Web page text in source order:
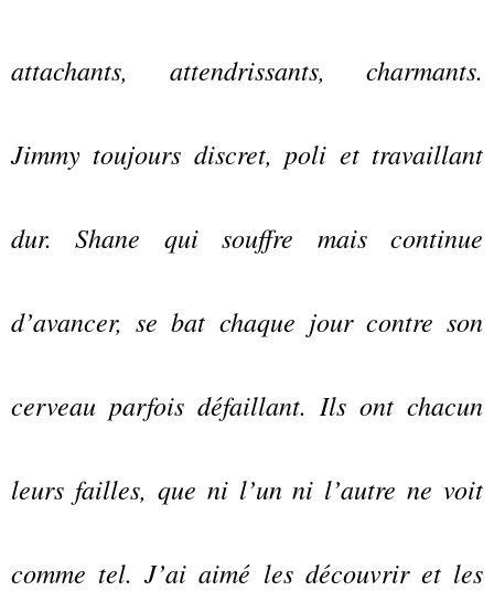
attachants, attendrissants, charmants.
Jimmy toujours discret, poli et travaillant
dur. Shane qui souffre mais continue
d’avancer, se bat chaque jour contre son
cerveau parfois défaillant. Ils ont chacun
leurs failles, que ni l’un ni l’autre ne voit
comme tel. J’ai aimé les découvrir et les